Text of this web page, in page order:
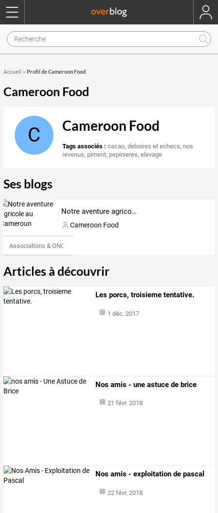
Accueil » Profil de Cameroon Food
Cameroon Food
C Cameroon Food
Tags associés : cacao,deboires et echecs, nos
revenus, piment, pepinieres,elevage
Ses blogs
Notre aventure agricole au Cameroun
Cameroon Food
Associations & ONG
Articles à découvrir
Les porcs, troisieme tentative.
1 déc. 2017
Nos amis - une astuce de brice
21 févr. 2018
Nos amis - exploitation de pascal
22 févr. 2018